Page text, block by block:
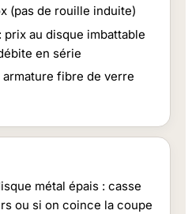
(pas de rouille induite)
prix au disque imbattable
en série
armature fibre de verre
métal épais : casse
ou si on coince la coupe